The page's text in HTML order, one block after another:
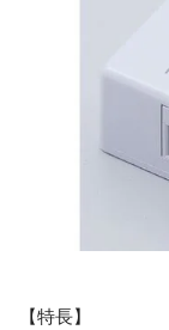
【特長】